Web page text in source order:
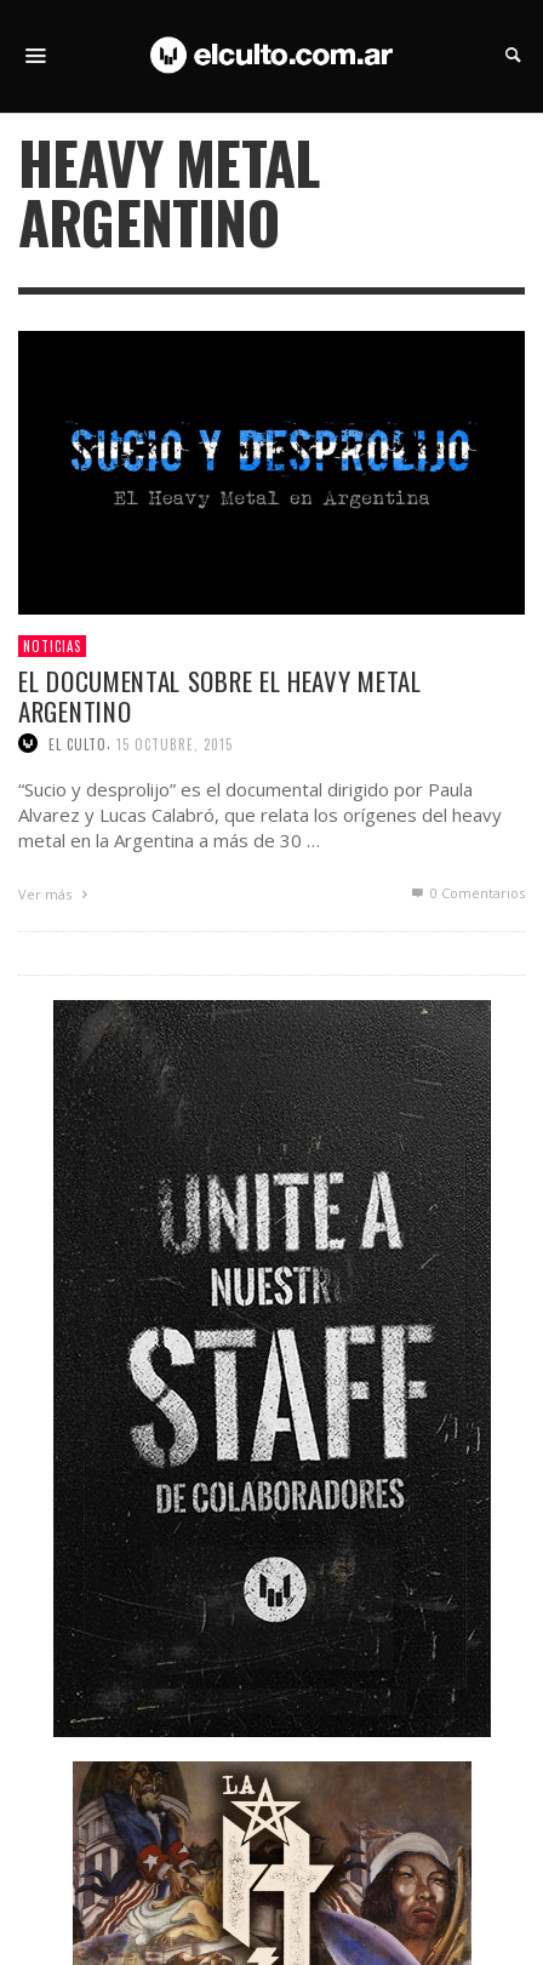
HEAVY METAL
ARGENTINO
NOTICIAS
EL DOCUMENTAL SOBRE EL HEAVY METAL
ARGENTINO
EL CULTO 15 OCTUBRE, 2015
“Sucio y desprolijo” es el documental dirigido por Paula
Alvarez y Lucas Calabró, que relata los orígenes del heavy
metal en la Argentina a más de 30 …
Ver más 0 Comentarios